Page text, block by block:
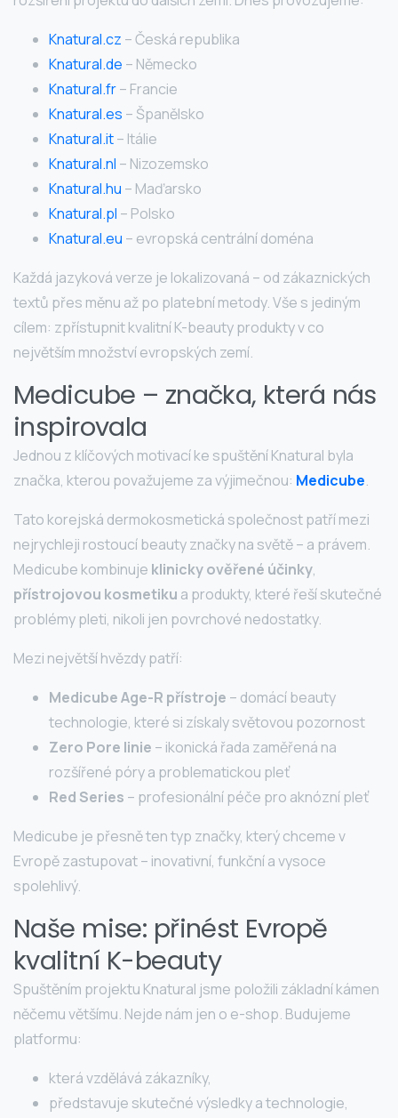
Knatural.cz – Česká republika
Knatural.de – Německo
Knatural.fr– Francie
Knatural.es – Španělsko
Knatural.it– Itálie
Knatural.nl – Nizozemsko
Knatural.hu – Maďarsko
Knatural.pl – Polsko
Knatural.eu – evropská centrální doména
Každá jazyková verze je lokalizovaná – od zákaznických
textů přes měnu až po platební metody. Vše s jediným
cílem: zpřístupnit kvalitní K-beauty produkty v co
největším množství evropských zemí.
Medicube – značka, která nás
inspirovala
Jednou z klíčových motivací ke spuštění Knatural byla
značka, kterou považujeme za výjimečnou: Medicube.
Tato korejská dermokosmetická společnost patří mezi
nejrychleji rostoucí beauty značky na světě – a právem.
Medicube kombinuje klinicky ověřené účinky,
přístrojovou kosmetiku a produkty, které řeší skutečné
problémy pleti, nikoli jen povrchové nedostatky.
Mezi největší hvězdy patří:
Medicube Age-R přístroje – domácí beauty
technologie, které si získaly světovou pozornost
Zero Pore linie – ikonická řada zaměřená na
rozšířené póry a problematickou pleť
Red Series – profesionální péče pro aknózní pleť
Medicube je přesně ten typ značky, který chceme v
Evropě zastupovat – inovativní, funkční a vysoce
spolehlivý.
Naše mise: přinést Evropě
kvalitní K-beauty
Spuštěním projektu Knatural jsme položili základní kámen
něčemu většímu. Nejde nám jen o e-shop. Budujeme
platformu:
která vzdělává zákazníky,
představuje skutečné výsledky a technologie,